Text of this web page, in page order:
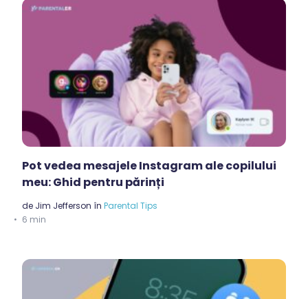
Pot vedea mesajele Instagram ale copilului
meu: Ghid pentru părinți
de Jim Jefferson în Parental Tips
6 min